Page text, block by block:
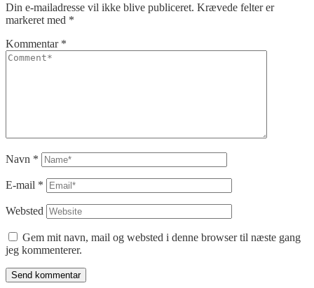
Din e-mailadresse vil ikke blive publiceret. Krævede felter er
markeret med *
Kommentar *
Navn *
E-mail *
Websted
Gem mit navn, mail og websted i denne browser til næste gang
jeg kommenterer.
Send kommentar